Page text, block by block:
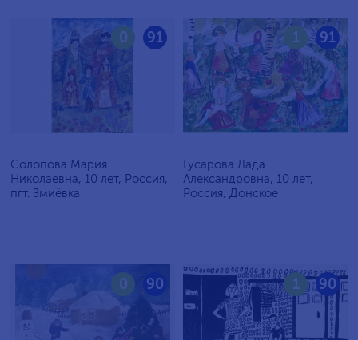
91
0
Солопова Мария
Николаевна, 10 лет, Россия,
пгт. Змиёвка
91
1
Гусарова Лада
Александровна, 10 лет,
Россия, Донское
90
0 90
1